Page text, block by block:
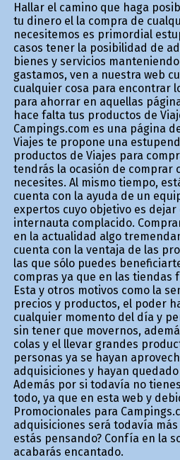
Hallar el camino que haga
tu dinero el la compra de
necesitemos es primordial
casos tener la posibilidad de
bienes y servicios
gastamos, ven a nuestra web
cualquier cosa para encontrar
para ahorrar en aquellas
hace falta tus productos de
Campings.com es una página
Viajes te propone una
productos de Viajes para
tendrás la ocasión de comprar
necesites. Al mismo tiempo,
cuenta con la ayuda de un
expertos cuyo objetivo es
internauta complacido.
en la actualidad algo
cuenta con la ventaja de las
las que sólo puedes
compras ya que en las tiendas
Esta y otros motivos como la
precios y productos, el poder
cualquier momento del día y
sin tener que movernos,
colas y el llevar grandes
personas ya se hayan
adquisiciones y hayan
Además por si todavía no
todo, ya que en esta web y
Promocionales para
adquisiciones será todavía
estás pensando? Confía en la
acabarás encantado.